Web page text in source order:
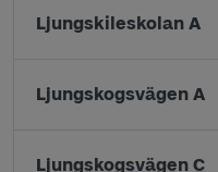
Ljungskileskolan A
Ljungskogsvägen A
Ljungskogsvägen C